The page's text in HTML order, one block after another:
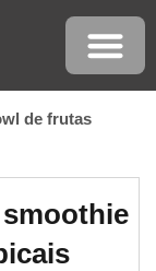
de frutas